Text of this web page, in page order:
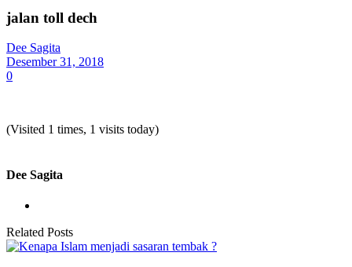
jalan toll dech
Dee Sagita
Desember 31, 2018
0
(Visited 1 times, 1 visits today)
Dee Sagita
Related Posts